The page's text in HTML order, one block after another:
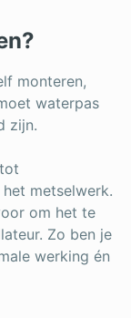
monteren,
waterpas
zijn.
metselwerk.
om het te
Zo ben je
werking én